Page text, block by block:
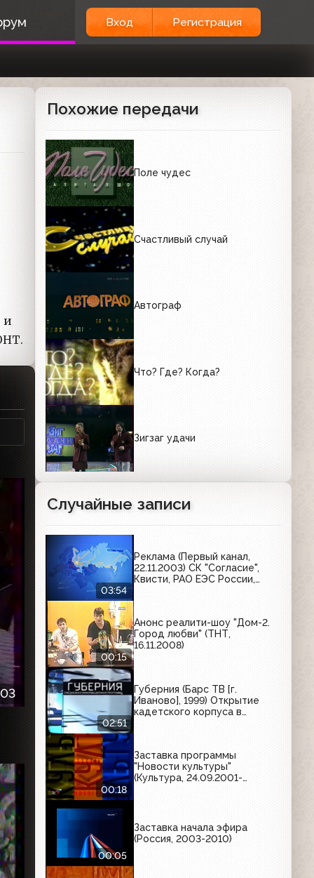
Вход Регистрация
и
Похожие передачи
Поле чудес
Счастливый случай
Автограф
Что? Где? Когда?
Зигзаг удачи
Случайные записи
03:54
Реклама (Первый канал,
22.11.2003) СК "Согласие",
Квисти, РАО ЕЭС России,
00:15
Анонс реалити-шоу "Дом-2.
Город любви" (ТНТ,
16.11.2008)
02:51
Губерния (Барс ТВ [г.
Иваново], 1999) Открытие
кадетского корпуса в
00:18
Заставка программы
"Новости культуры"
(Культура, 24.09.2001-
00:05
Заставка начала эфира
(Россия, 2003-2010)